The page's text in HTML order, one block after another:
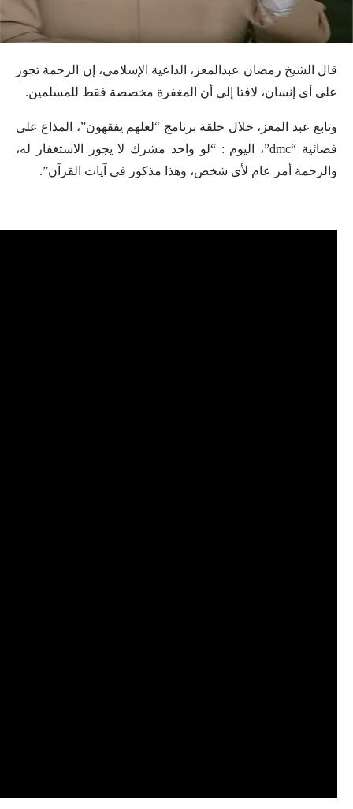
قال الشيخ رمضان عبدالمعز، الداعية الإسلامي، إن الرحمة تجوز
على أى إنسان، لافتا إلى أن المغفرة مخصصة فقط للمسلمين.
وتابع عبد المعز، خلال حلقة برنامج “لعلهم يفقهون”، المذاع على
فضائية “dmc”، اليوم : “لو واحد مشرك لا يجوز الاستغفار له،
والرحمة أمر عام لأى شخص، وهذا مذكور فى آيات القرآن”.